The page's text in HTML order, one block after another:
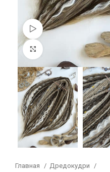
Смотреть видео
Главная
Дредокудри